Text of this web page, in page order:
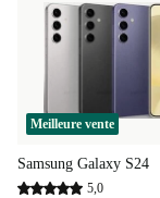
Meilleure vente
Samsung Galaxy S24
5,0